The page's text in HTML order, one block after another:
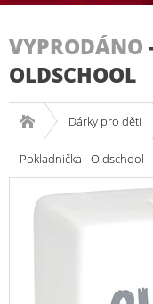
VYPRODÁNO
OLDSCHOOL
Dárky pro děti
Pokladnička - Oldschool